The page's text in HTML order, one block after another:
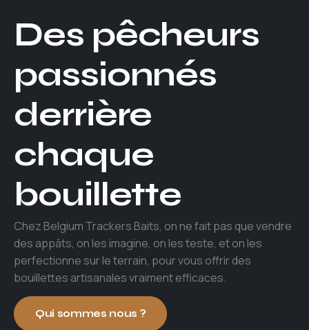
Des pêcheurs
passionnés
derrière
chaque
bouillette
Chez Belgium Trackers Baits, on ne fait pas que vendre
des appâts, on les imagine, on les teste, et on les
perfectionne sur le terrain, pour vous offrir des
bouillettes artisanales vraiment efficaces.
Qui sommes nous ?